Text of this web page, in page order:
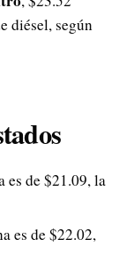
diésel, según
es de $21.09, la
es de $22.02,